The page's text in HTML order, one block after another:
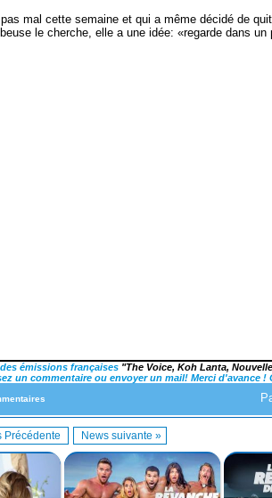
mal cette semaine et qui a même décidé de
le cherche, elle a une idée: «regarde dans un
émissions françaises "The Voice, Koh Lanta,
un commentaire ou envoyer un mail! Merci d'avance
Précédente News suivante »